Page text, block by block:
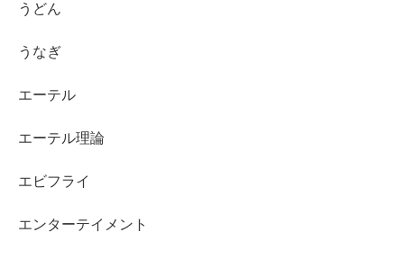
うどん
うなぎ
エーテル
エーテル理論
エビフライ
エンターテイメント